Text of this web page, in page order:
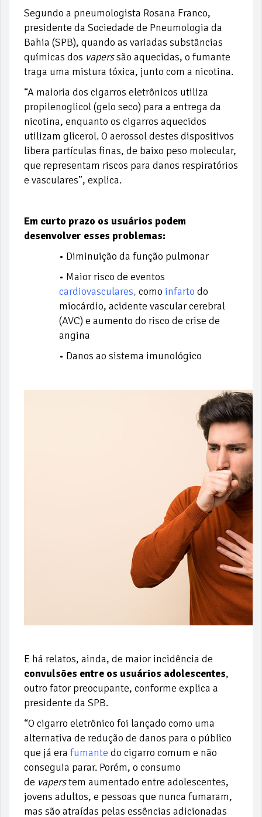
Segundo a pneumologista Rosana Franco,
presidente da Sociedade de Pneumologia da
Bahia (SPB), quando as variadas substâncias
químicas dos vaperssão aquecidas, o fumante
traga uma mistura tóxica, junto com a nicotina.
“A maioria dos cigarros eletrônicos utiliza
propilenoglicol (gelo seco) para a entrega da
nicotina, enquanto os cigarros aquecidos
utilizam glicerol. O aerossol destes dispositivos
libera partículas finas, de baixo peso molecular,
que representam riscos para danos respiratórios
e vasculares”, explica.
Em curto prazo os usuários podem
desenvolver esses problemas:
• Diminuição da função pulmonar
• Maior risco de eventos
cardiovasculares, como infarto do
miocárdio, acidente vascular cerebral
(AVC) e aumento do risco de crise de
angina
• Danos ao sistema imunológico
E há relatos, ainda, de maior incidência de
convulsões entre os usuários adolescentes,
outro fator preocupante, conforme explica a
presidente da SPB.
“O cigarro eletrônico foi lançado como uma
alternativa de redução de danos para o público
que já era fumante do cigarro comum e não
conseguia parar. Porém, o consumo
de vaperstem aumentado entre adolescentes,
jovens adultos, e pessoas que nunca fumaram,
mas são atraídas pelas essências adicionadas